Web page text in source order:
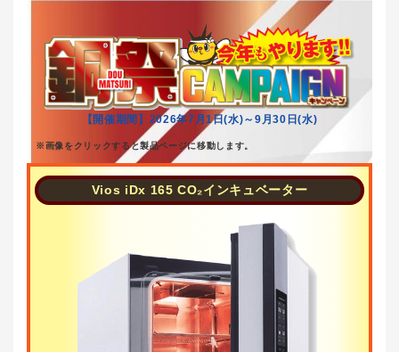
【開催期間】2026年7月1日(水)～9月30日(水)
※画像をクリックすると製品ページに移動します。
Vios iDx 165 CO₂インキュベーター